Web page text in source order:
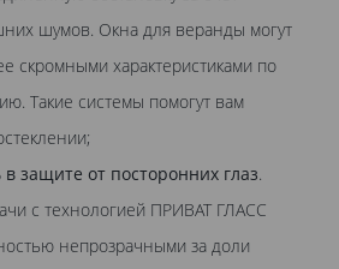
шумов. Окна для веранды могут
скромными характеристиками по
Такие системы помогут вам
защите от посторонних глаз.
с технологией ПРИВАТ ГЛАСС
непрозрачными за доли